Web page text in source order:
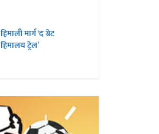
हिमाली मार्ग ‘द ग्रेट
हिमालय ट्रेल’